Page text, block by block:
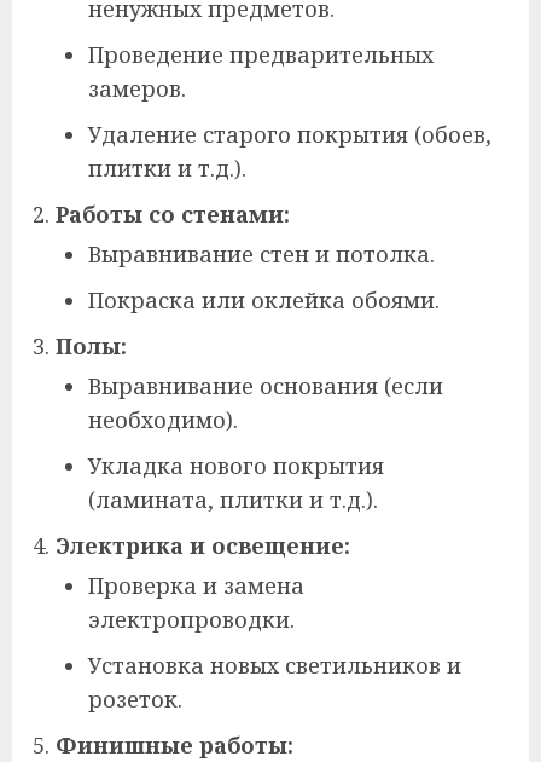
ненужных предметов.
Проведение предварительных
замеров.
Удаление старого покрытия (обоев,
плитки и т.д.).
Работы со стенами:
Выравнивание стен и потолка.
Покраска или оклейка обоями.
Полы:
Выравнивание основания (если
необходимо).
Укладка нового покрытия
(ламината, плитки и т.д.).
Электрика и освещение:
Проверка и замена
электропроводки.
Установка новых светильников и
розеток.
Финишные работы: